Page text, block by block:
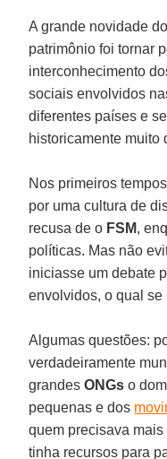
A grande novidade do
patrimônio foi tornar
interconhecimento
sociais envolvidos
diferentes países e
historicamente muito
Nos primeiros
por uma cultura de
recusa de o FSM,
políticas. Mas não
iniciasse um debate
envolvidos, o qual
Algumas questões:
verdadeiramente
grandesONGs o
pequenas e dos
quem precisava
tinha recursos para